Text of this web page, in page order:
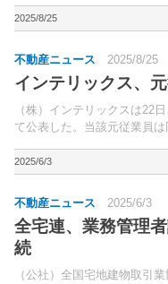
2025/8/25
不動産ニュース 2025/8/25
インテリックス、
（株）インテリックスは22
て公表した。当該元従業員
を偽造。
2025/6/3
不動産ニュース 2025/6/3
全宅連、業務管理
続
（公社）全国宅地建物取引